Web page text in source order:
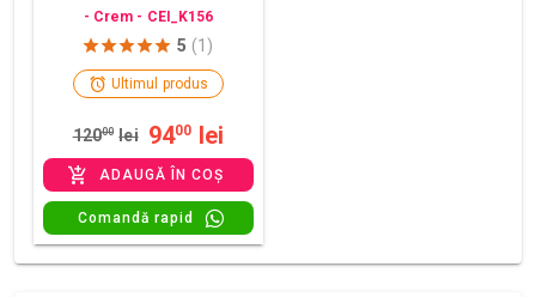
- Crem - CEI_K156
5 (1)
Ultimul produs
12000 lei 9400 lei
ADAUGĂ ÎN COȘ
Comandă rapid